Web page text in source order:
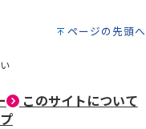
ページの先頭へ
このサイトについて